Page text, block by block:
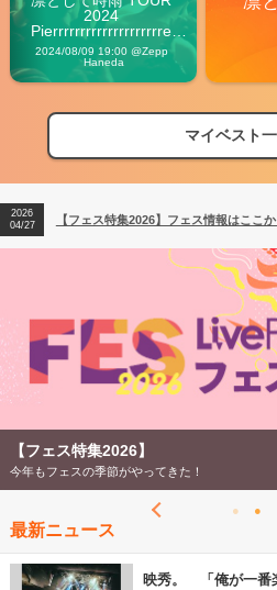
2024
Pierrrrrrrrrrrrrrrrrrrre
Vibes
2024/08/09 19:00 @Zepp
Haneda
マイベスト
【フェス特集2026】フェス情報はここか
【ライブ動員ランキング】2026年上半
2026
04/27
【フェス特集2026】フェス情報はここか
2026
【ライブ動員ランキング】2026年上半
【フェス特集2026】
今年もフェスの季節がやってきた！
最新ニュース
映秀。 「俺が一番